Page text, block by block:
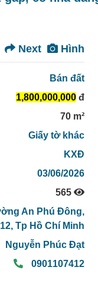
Hình
Next
Bán đất
1,800,000,000 đ
70 m²
Giấy tờ khác
KXĐ
03/06/2026
565
An Phú Đông,
Tp Hồ Chí Minh
Nguyễn Phúc Đạt
0901107412